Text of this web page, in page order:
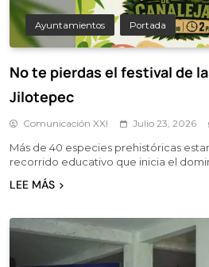
Ayuntamientos Portada
No te pierdas el festival de
Jilotepec
Comunicación XXI Julio 23, 2026
Más de 40 especies prehistóricas
recorrido educativo que inicia el
LEE MÁS